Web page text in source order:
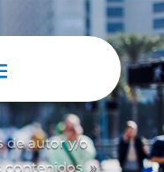
de autor y/o
contenidos 9